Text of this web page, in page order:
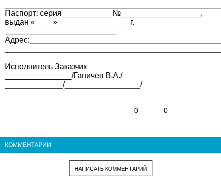
Паспорт: серия ___________№__________________,
выдан «____»________ ________г.
Исполнитель Заказчик
_______________/Ганичев В.А./
_____________/_________________/
0 0
КОММЕНТАРИИ
НАПИСАТЬ КОММЕНТАРИЙ